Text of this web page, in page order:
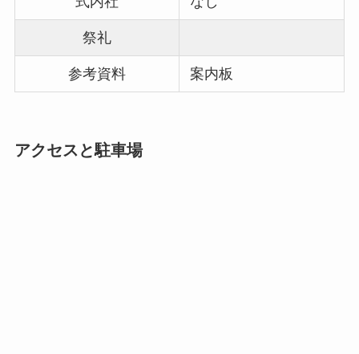
祭礼
参考資料 案内板
アクセスと駐車場